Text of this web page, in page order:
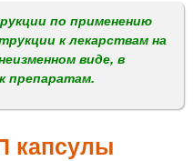
по применению
к лекарствам на
виде, в
препаратам.